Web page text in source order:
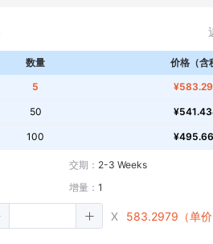
数量
价格（含
5
50
100
交期： 2-3 Weeks
增量： 1
X 583.2979（单价